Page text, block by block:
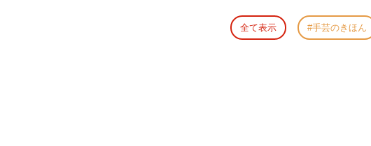
全て表示 手芸のきほん